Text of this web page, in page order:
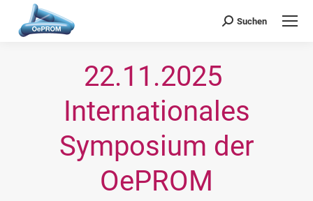
Search:
Suchen
OePROM
Österreichische Gesellschaft für Probiotische Medizin
22.11.2025 
Internationales
Symposium der
OePROM